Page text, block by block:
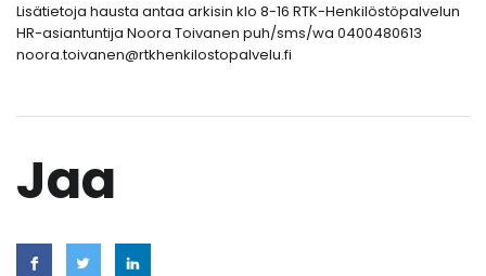
Lisätietoja hausta antaa arkisin klo 8-16 RTK-Henkilöstöpalvelun
HR-asiantuntija Noora Toivanen puh/sms/wa 0400480613
noora.toivanen@rtkhenkilostopalvelu.fi
Jaa